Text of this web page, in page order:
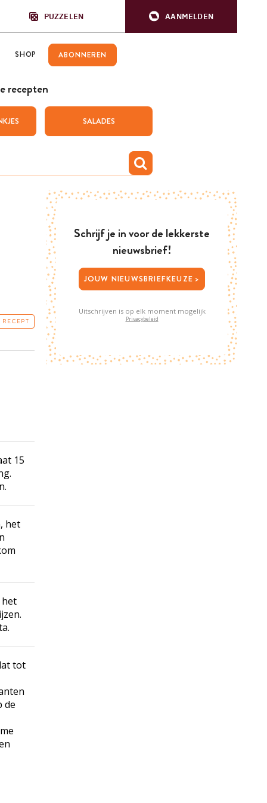
PUZZELEN AANMELDEN
SHOP ABONNEREN
recepten
SALADES
15
het
het
tot
de
Schrijf je in voor de lekkerste
nieuwsbrief!
JOUW NIEUWSBRIEFKEUZE >
Uitschrijven is op elk moment mogelijk
Privacybeleid